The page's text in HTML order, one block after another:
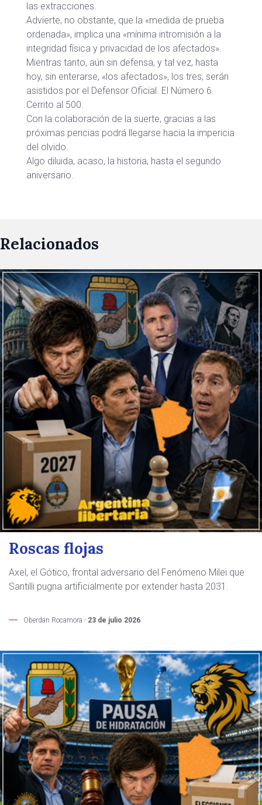
las extracciones.
Advierte, no obstante, que la «medida de prueba
ordenada», implica una «mínima intromisión a la
integridad física y privacidad de los afectados».
Mientras tanto, aún sin defensa, y tal vez, hasta
hoy, sin enterarse, «los afectados», los tres, serán
asistidos por el Defensor Oficial. El Número 6.
Cerrito al 500.
Con la colaboración de la suerte, gracias a las
próximas pericias podrá llegarse hacia la impericia
del olvido.
Algo diluida, acaso, la historia, hasta el segundo
aniversario.
Relacionados
Roscas flojas
Axel, el Gótico, frontal adversario del Fenómeno Milei que
Santilli pugna artificialmente por extender hasta 2031.
Oberdan Rocamora - 23 de julio 2026